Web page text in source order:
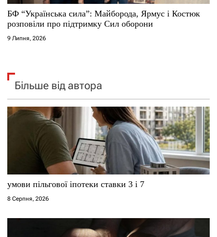
БФ “Українська сила”: Майборода, Ярмус і Костюк
розповіли про підтримку Сил оборони
9 Липня, 2026
Більше від автора
умови пільгової іпотеки ставки 3 і 7
8 Серпня, 2026